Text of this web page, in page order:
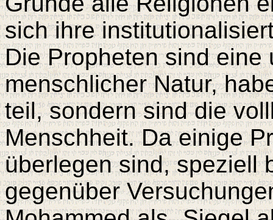
sich ihre
Die Propheten sind
menschlicher Natur,
teil, sondern sind die
Menschheit. Da einige
überlegen sind, speziell
gegenüber